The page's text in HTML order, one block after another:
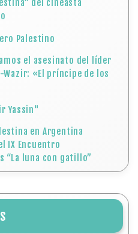
en Argentina
Encuentro